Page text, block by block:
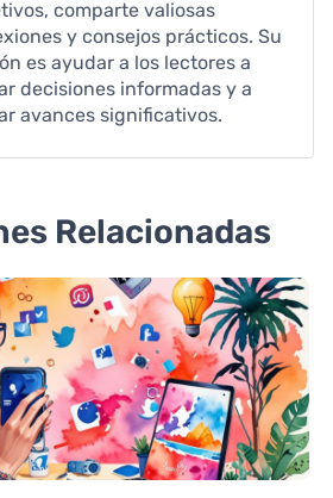
comparte valiosas
y consejos prácticos. Su
es ayudar a los lectores a
decisiones informadas y a
avances significativos.
Relacionadas